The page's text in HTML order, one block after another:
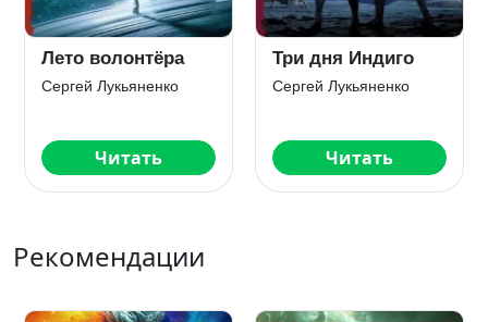
Семь дней до
Мегиддо
Читать
Лето волонтёра
Сергей Лукьяненко
Читать
Рекомендации